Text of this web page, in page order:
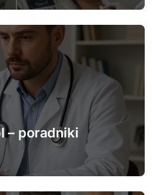
– poradniki